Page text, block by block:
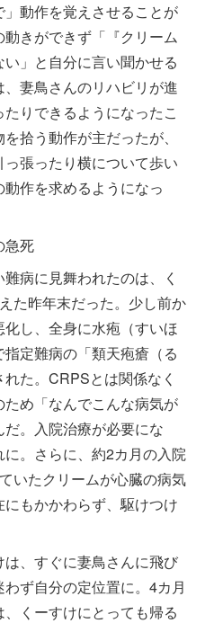
動作を覚えさせることが
きができず「『クリーム
」と自分に言い聞かせる
妻鳥さんのリハビリが進
りできるようになったこ
拾う動作が主だったが、
張ったり横について歩い
作を求めるようになっ
死
病に見舞われたのは、く
た昨年末だった。少し前か
し、全身に水疱（すいほ
定難病の「類天疱瘡（る
た。CRPSとは関係なく
め「なんでこんな病気が
。入院治療が必要にな
。さらに、約2カ月の入院
いたクリームが心臓の病気
もかかわらず、駆けつけ
、すぐに妻鳥さんに飛び
ず自分の定位置に。4カ月
くーすけにとっても帰る